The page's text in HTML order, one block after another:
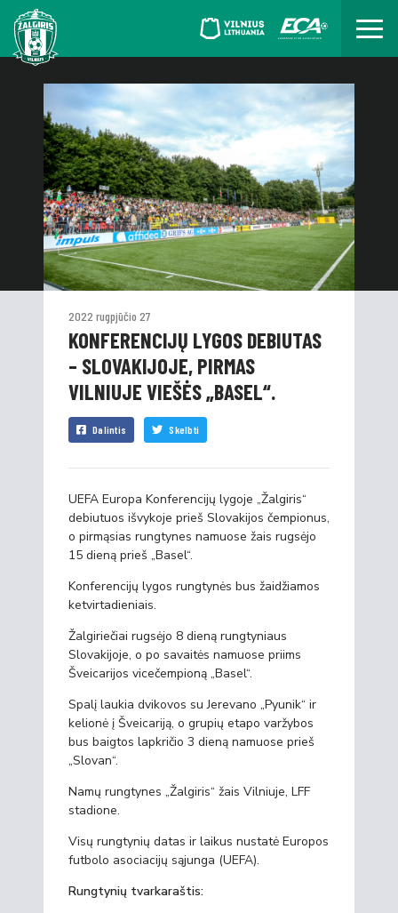
2022 rugpjūčio 27
KONFERENCIJŲ LYGOS DEBIUTAS
– SLOVAKIJOJE, PIRMAS
VILNIUJE VIEŠĖS „BASEL“.
Dalintis Skelbti
UEFA Europa Konferencijų lygoje „Žalgiris“
debiutuos išvykoje prieš Slovakijos čempionus,
o pirmąsias rungtynes namuose žais rugsėjo
15 dieną prieš „Basel“.
Konferencijų lygos rungtynės bus žaidžiamos
ketvirtadieniais.
Žalgiriečiai rugsėjo 8 dieną rungtyniaus
Slovakijoje, o po savaitės namuose priims
Šveicarijos vicečempioną „Basel“.
Spalį laukia dvikovos su Jerevano „Pyunik“ ir
kelionė į Šveicariją, o grupių etapo varžybos
bus baigtos lapkričio 3 dieną namuose prieš
„Slovan“.
Namų rungtynes „Žalgiris“ žais Vilniuje, LFF
stadione.
Visų rungtynių datas ir laikus nustatė Europos
futbolo asociacijų sąjunga (UEFA).
Rungtynių tvarkaraštis: